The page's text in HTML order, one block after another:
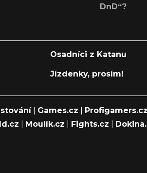
DnD“?
Osadníci z Katanu
Jízdenky, prosím!
| Games.cz Profigamers.cz
Moulík.cz Fights.cz